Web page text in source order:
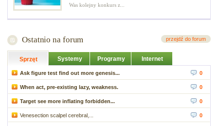
Was kolejny konkurs z...
Ostatnio na forum przejdź do forum
Sprzęt Systemy Programy Internet
Ask figure test find out more genesis... 0
When act, pre-existing lazy, weakness. 0
Target see more inflating forbidden... 0
Venesection scalpel cerebral,... 0